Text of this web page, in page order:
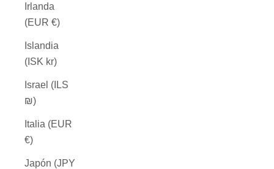
Irlanda
(EUR €)
Islandia
(ISK kr)
Israel (ILS
₪)
Italia (EUR
€)
Japón (JPY